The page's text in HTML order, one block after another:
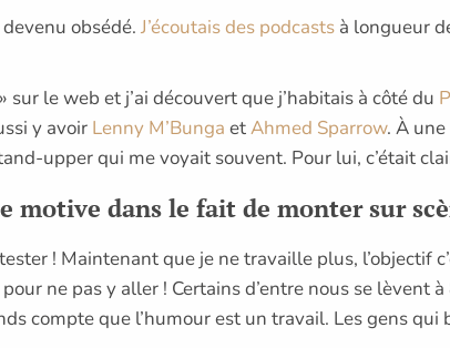
obsédé. J’écoutais des podcasts à longueur
sur le web et j’ai découvert que j’habitais à côté du
y avoir Lenny M’Bunga etAhmed Sparrow. À
upper qui me voyait souvent. Pour lui, c’était
motive dans le fait de monter sur
! Maintenant que je ne travaille plus, l’objectif
ne pas y aller ! Certains d’entre nous se
compte que l’humour est un travail. Les gens